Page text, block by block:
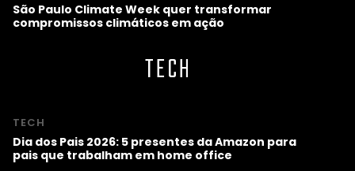
São Paulo Climate Week quer transformar
compromissos climáticos em ação
TECH
TECH
Dia dos Pais 2026: 5 presentes da Amazon para
pais que trabalham em home office